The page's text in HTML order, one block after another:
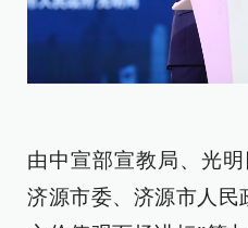
由中宣部宣教局、光
济源市委、济源市人民